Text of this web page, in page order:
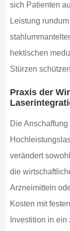
sich Patienten
Leistung
hektischen
Stürzen
Praxis der
Die
verändert
die
Arzneimitteln
Kosten mit
Investition in